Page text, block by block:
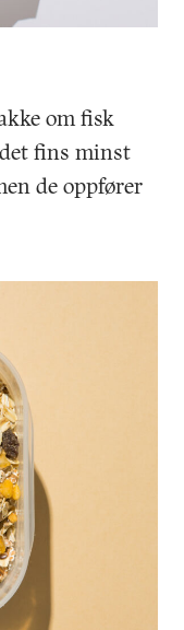
om fisk
fins minst
de oppfører